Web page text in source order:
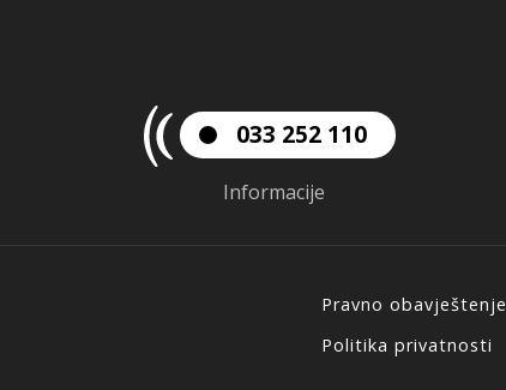
033 252 110
Informacije
Pravno obavještenje
Politika privatnosti